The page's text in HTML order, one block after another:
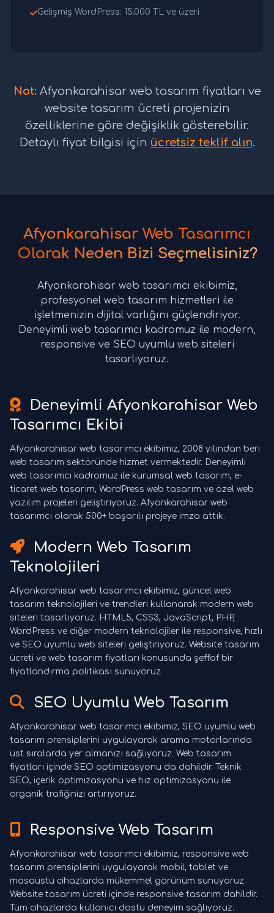
Gelişmiş WordPress: 15.000 TL ve üzeri
Not:Afyonkarahisar web tasarım fiyatları ve
website tasarım ücreti projenizin
özelliklerine göre değişiklik gösterebilir.
Detaylı fiyat bilgisi için ücretsiz teklif alın.
Afyonkarahisar Web Tasarımcı
Olarak Neden Bizi Seçmelisiniz?
Afyonkarahisar web tasarımcı ekibimiz,
profesyonel web tasarım hizmetleri ile
işletmenizin dijital varlığını güçlendiriyor.
Deneyimli web tasarımcı kadromuz ile modern,
responsive ve SEO uyumlu web siteleri
tasarlıyoruz.
Deneyimli Afyonkarahisar Web
Tasarımcı Ekibi
Afyonkarahisar web tasarımcı ekibimiz, 2008 yılından beri
web tasarım sektöründe hizmet vermektedir. Deneyimli
web tasarımcı kadromuz ile kurumsal web tasarım, e-
ticaret web tasarım, WordPress web tasarım ve özel web
yazılım projeleri geliştiriyoruz. Afyonkarahisar web
tasarımcı olarak 500+ başarılı projeye imza attık.
Modern Web Tasarım
Teknolojileri
Afyonkarahisar web tasarımcı ekibimiz, güncel web
tasarım teknolojileri ve trendleri kullanarak modern web
siteleri tasarlıyoruz. HTML5, CSS3, JavaScript, PHP,
WordPress ve diğer modern teknolojiler ile responsive, hızlı
ve SEO uyumlu web siteleri geliştiriyoruz. Website tasarım
ücreti ve web tasarım fiyatları konusunda şeffaf bir
fiyatlandırma politikası sunuyoruz.
SEO Uyumlu Web Tasarım
Afyonkarahisar web tasarımcı ekibimiz, SEO uyumlu web
tasarım prensiplerini uygulayarak arama motorlarında
üst sıralarda yer almanızı sağlıyoruz. Web tasarım
fiyatları içinde SEO optimizasyonu da dahildir. Teknik
SEO, içerik optimizasyonu ve hız optimizasyonu ile
organik trafiğinizi artırıyoruz.
Responsive Web Tasarım
Afyonkarahisar web tasarımcı ekibimiz, responsive web
tasarım prensiplerini uygulayarak mobil, tablet ve
masaüstü cihazlarda mükemmel görünüm sunuyoruz.
Website tasarım ücreti içinde responsive tasarım dahildir.
Tüm cihazlarda kullanıcı dostu deneyim sağlıyoruz.